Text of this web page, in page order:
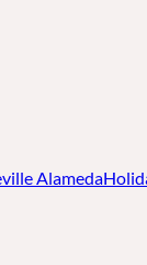
Alameda